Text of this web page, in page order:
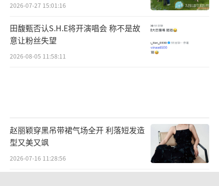
2026-07-27 15:01:16
田馥甄否认S.H.E将开演唱会 称不是故
意让粉丝失望
2026-08-05 11:58:11
赵丽颖穿黑吊带裙气场全开 利落短发造
型又美又飒
2026-07-16 11:28:56